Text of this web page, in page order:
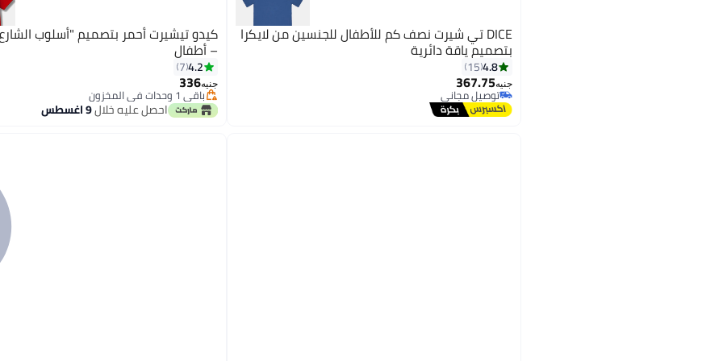
DICE تي شيرت نصف كم للأطفال للجنسين من لايكرا
بتصميم ياقة دائرية
4.8
15
جنيه367.75
توصيل مجاني
توصيل مجاني
كيدو تيشيرت أحمر بتصميم "أسلوب
– أطفال
4.2
7
جنيه336
باقي 1 وحدات في المخزون
باقي 1 وحدات في المخزون احصل عليه خلال9 اغسطس